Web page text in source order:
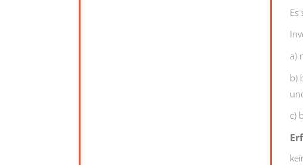
Es
a)
b)
c)